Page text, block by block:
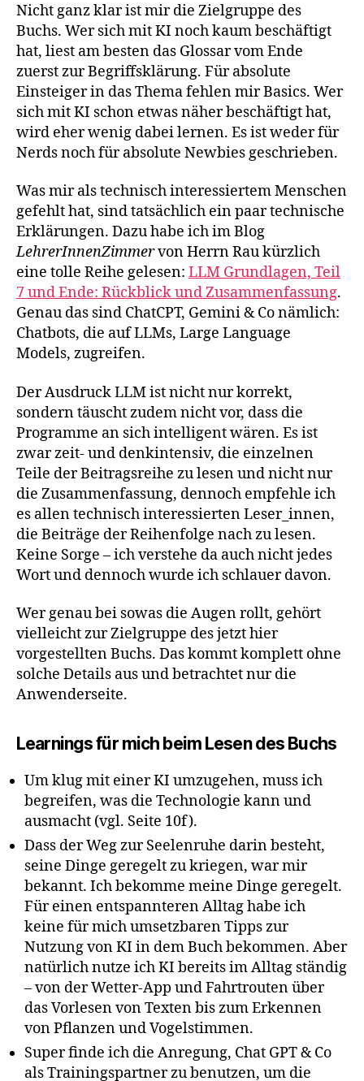
Nicht ganz klar ist mir die Zielgruppe des
Buchs. Wer sich mit KI noch kaum beschäftigt
hat, liest am besten das Glossar vom Ende
zuerst zur Begriffsklärung. Für absolute
Einsteiger in das Thema fehlen mir Basics. Wer
sich mit KI schon etwas näher beschäftigt hat,
wird eher wenig dabei lernen. Es ist weder für
Nerds noch für absolute Newbies geschrieben.
Was mir als technisch interessiertem Menschen
gefehlt hat, sind tatsächlich ein paar technische
Erklärungen. Dazu habe ich im Blog
LehrerInnenZimmervon Herrn Rau kürzlich
eine tolle Reihe gelesen: LLM Grundlagen, Teil
7 und Ende: Rückblick und Zusammenfassung.
Genau das sind ChatCPT, Gemini & Co nämlich:
Chatbots, die auf LLMs, Large Language
Models, zugreifen.
Der Ausdruck LLM ist nicht nur korrekt,
sondern täuscht zudem nicht vor, dass die
Programme an sich intelligent wären. Es ist
zwar zeit- und denkintensiv, die einzelnen
Teile der Beitragsreihe zu lesen und nicht nur
die Zusammenfassung, dennoch empfehle ich
es allen technisch interessierten Leser_innen,
die Beiträge der Reihenfolge nach zu lesen.
Keine Sorge – ich verstehe da auch nicht jedes
Wort und dennoch wurde ich schlauer davon.
Wer genau bei sowas die Augen rollt, gehört
vielleicht zur Zielgruppe des jetzt hier
vorgestellten Buchs. Das kommt komplett ohne
solche Details aus und betrachtet nur die
Anwenderseite.
Learnings für mich beim Lesen des Buchs
Um klug mit einer KI umzugehen, muss ich
begreifen, was die Technologie kann und
ausmacht (vgl. Seite 10f).
Dass der Weg zur Seelenruhe darin besteht,
seine Dinge geregelt zu kriegen, war mir
bekannt. Ich bekomme meine Dinge geregelt.
Für einen entspannteren Alltag habe ich
keine für mich umsetzbaren Tipps zur
Nutzung von KI in dem Buch bekommen. Aber
natürlich nutze ich KI bereits im Alltag ständig
– von der Wetter-App und Fahrtrouten über
das Vorlesen von Texten bis zum Erkennen
von Pflanzen und Vogelstimmen.
Super finde ich die Anregung, Chat GPT & Co
als Trainingspartner zu benutzen, um die